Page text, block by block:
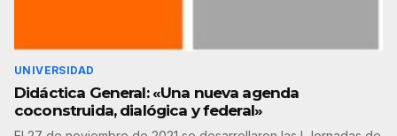
UNIVERSIDAD
Didáctica General: «Una nueva agenda
coconstruida, dialógica y federal»